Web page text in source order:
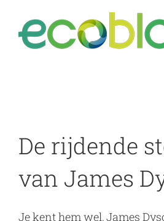
content
De rijdende
van James
Je kent hem wel, James